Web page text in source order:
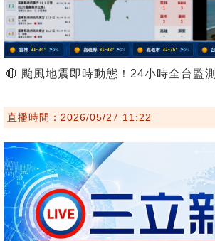
🔴 颱風地震即時動態！24小時全台監測
直播時間：2026/05/27 11:22